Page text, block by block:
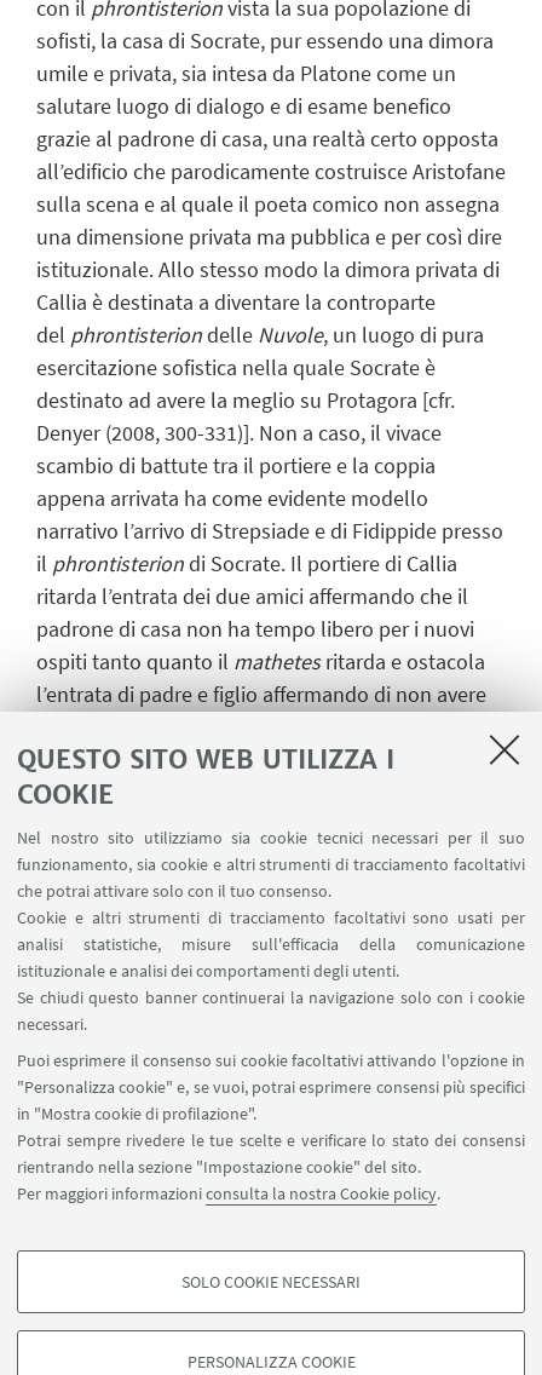
QUESTO SITO WEB UTILIZZA I
COOKIE
Nel nostro sito utilizziamo sia cookie tecnici necessari per il suo
funzionamento, sia cookie e altri strumenti di tracciamento facoltativi
che potrai attivare solo con il tuo consenso.
Cookie e altri strumenti di tracciamento facoltativi sono usati per
analisi statistiche, misure sull'efficacia della comunicazione
istituzionale e analisi dei comportamenti degli utenti.
Se chiudi questo banner continuerai la navigazione solo con i cookie
necessari.
Puoi esprimere il consenso sui cookie facoltativi attivando l'opzione in
"Personalizza cookie" e, se vuoi, potrai esprimere consensi più specifici
in "Mostra cookie di profilazione".
Potrai sempre rivedere le tue scelte e verificare lo stato dei consensi
rientrando nella sezione "Impostazione cookie" del sito.
Per maggiori informazioniconsulta la nostra Cookie policy.
COOKIE DI PROFILAZIONE - FACOLTATIVI
SOLO COOKIE NECESSARI
PERSONALIZZA COOKIE
con il phrontisterionvista la sua popolazione di
sofisti, la casa di Socrate, pur essendo una dimora
umile e privata, sia intesa da Platone come un
salutare luogo di dialogo e di esame benefico
grazie al padrone di casa, una realtà certo opposta
all’edificio che parodicamente costruisce Aristofane
sulla scena e al quale il poeta comico non assegna
una dimensione privata ma pubblica e per così dire
istituzionale. Allo stesso modo la dimora privata di
Callia è destinata a diventare la controparte
del phrontisteriondelle Nuvole, un luogo di pura
esercitazione sofistica nella quale Socrate è
destinato ad avere la meglio su Protagora [cfr.
Denyer (2008, 300-331)]. Non a caso, il vivace
scambio di battute tra il portiere e la coppia
appena arrivata ha come evidente modello
narrativo l’arrivo di Strepsiade e di Fidippide presso
il phrontisteriondi Socrate. Il portiere di Callia
ritarda l’entrata dei due amici affermando che il
padrone di casa non ha tempo libero per i nuovi
ospiti tanto quanto il mathetesritarda e ostacola
l’entrata di padre e figlio affermando di non avere
Sotto questo punto di vista è possibile dire che
Platone riprende e stravolge una scena decisiva
della commedia, rendendo nel
Protagora
la casa di
Socrate una dimensione positiva e
pedagogicamente elevata a differenza della casa di
Callia, sede invece di una ridda di sofisti, mondo
umbratile e oscuro non a caso simile all’Ade
catabatico di Odisseo [cfr. Corradi (2014, 33-35)].
Dino De Sanctis
stefano.caciagli@unibo.it
Seguici su: